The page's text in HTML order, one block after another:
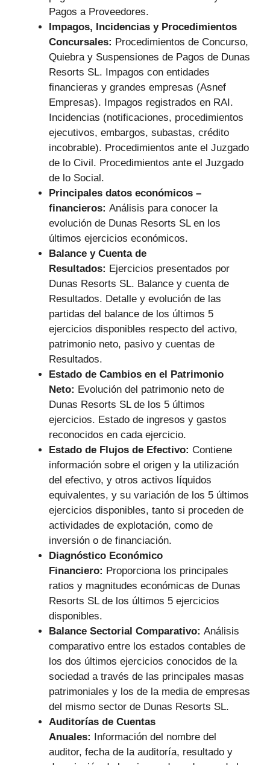
Pagos a Proveedores.
Impagos, Incidencias y Procedimientos
Concursales: Procedimientos de Concurso,
Quiebra y Suspensiones de Pagos de Dunas
Resorts SL. Impagos con entidades
financieras y grandes empresas (Asnef
Empresas). Impagos registrados en RAI.
Incidencias (notificaciones, procedimientos
ejecutivos, embargos, subastas, crédito
incobrable). Procedimientos ante el Juzgado
de lo Civil. Procedimientos ante el Juzgado
de lo Social.
Principales datos económicos –
financieros: Análisis para conocer la
evolución de Dunas Resorts SL en los
últimos ejercicios económicos.
Balance y Cuenta de
Resultados: Ejercicios presentados por
Dunas Resorts SL. Balance y cuenta de
Resultados. Detalle y evolución de las
partidas del balance de los últimos 5
ejercicios disponibles respecto del activo,
patrimonio neto, pasivo y cuentas de
Resultados.
Estado de Cambios en el Patrimonio
Neto: Evolución del patrimonio neto de
Dunas Resorts SL de los 5 últimos
ejercicios. Estado de ingresos y gastos
reconocidos en cada ejercicio.
Estado de Flujos de Efectivo: Contiene
información sobre el origen y la utilización
del efectivo, y otros activos líquidos
equivalentes, y su variación de los 5 últimos
ejercicios disponibles, tanto si proceden de
actividades de explotación, como de
inversión o de financiación.
Diagnóstico Económico
Financiero: Proporciona los principales
ratios y magnitudes económicas de Dunas
Resorts SL de los últimos 5 ejercicios
disponibles.
Balance Sectorial Comparativo: Análisis
comparativo entre los estados contables de
los dos últimos ejercicios conocidos de la
sociedad a través de las principales masas
patrimoniales y los de la media de empresas
del mismo sector de Dunas Resorts SL.
Auditorías de Cuentas
Anuales: Información del nombre del
auditor, fecha de la auditoría, resultado y